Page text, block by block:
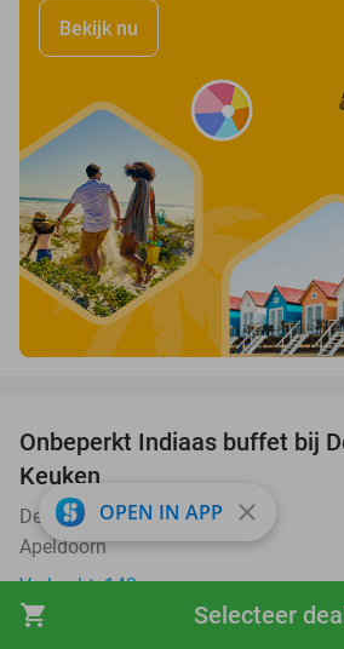
shopping_cart Selecteer
Bekijk nu
Onbeperkt Indiaas buffet bij
Keuken
De Indiase Keuken
Apeldoorn
Verkocht: 143
OPEN IN APP close